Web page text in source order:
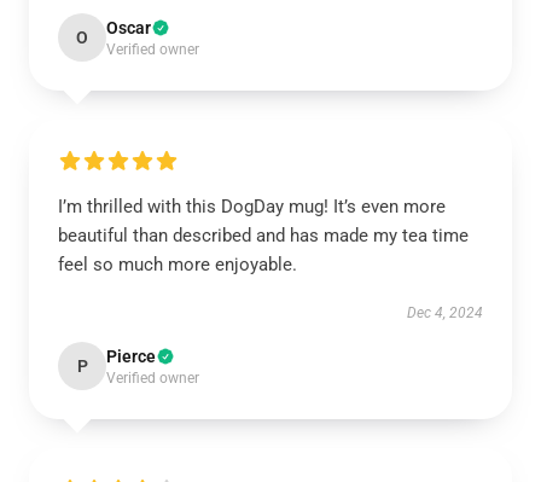
O Oscar
Verified owner
I’m thrilled with this DogDay mug! It’s even more
beautiful than described and has made my tea time
feel so much more enjoyable.
Dec 4, 2024
P Pierce
Verified owner